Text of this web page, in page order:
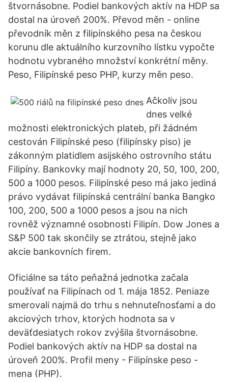
štvornásobne. Podiel bankových aktív na HDP sa
dostal na úroveň 200%. Převod měn - online
převodník měn z filipínského pesa na českou
korunu dle aktuálního kurzovního lístku vypočte
hodnotu vybraného množství konkrétní měny.
Peso, Filipínské peso PHP, kurzy měn peso.
Ačkoliv jsou
dnes velké
možnosti elektronických plateb, při žádném
cestován Filipínské peso (filipínsky piso) je
zákonným platidlem asijského ostrovního státu
Filipíny. Bankovky mají hodnoty 20, 50, 100, 200,
500 a 1000 pesos. Filipínské peso má jako jediná
právo vydávat filipínská centrální banka Bangko
100, 200, 500 a 1000 pesos a jsou na nich
rovněž významné osobnosti Filipín. Dow Jones a
S&P 500 tak skončily se ztrátou, stejně jako
akcie bankovních firem.
Oficiálne sa táto peňažná jednotka začala
používať na Filipínach od 1. mája 1852. Peniaze
smerovali najmä do trhu s nehnuteľnosťami a do
akciových trhov, ktorých hodnota sa v
deväťdesiatych rokov zvýšila štvornásobne.
Podiel bankových aktív na HDP sa dostal na
úroveň 200%. Profil meny - Filipínske peso -
mena (PHP).